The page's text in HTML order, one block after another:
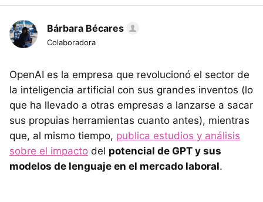
Bárbara Bécares
Colaboradora
OpenAI es la empresa que revolucionó el sector de
la inteligencia artificial con sus grandes inventos (lo
que ha llevado a otras empresas a lanzarse a sacar
sus propuias herramientas cuanto antes), mientras
que, al mismo tiempo, publica estudios y análisis
sobre el impacto del potencial de GPT y sus
modelos de lenguaje en el mercado laboral.